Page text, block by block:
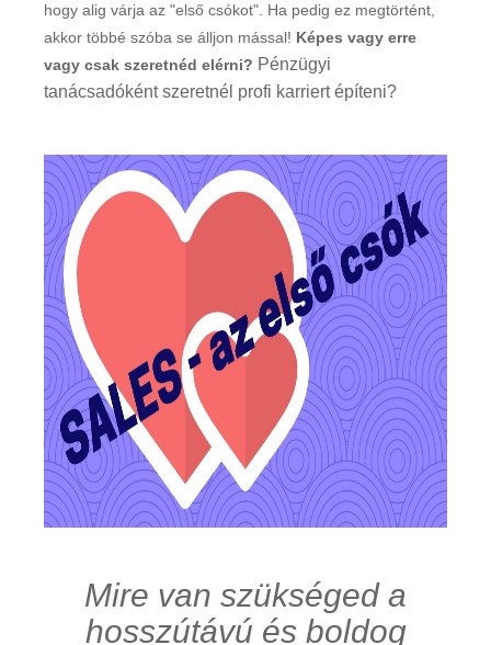
hogy alig várja az "első csókot". Ha pedig ez megtörtént,
akkor többé szóba se álljon mással! Képes vagy erre
vagy csak szeretnéd elérni? Pénzügyi
tanácsadóként szeretnél profi karriert építeni?
Mire van szükséged a
hosszútávú és boldog